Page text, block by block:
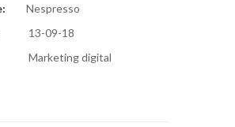
Nespresso
13-09-18
Marketing digital